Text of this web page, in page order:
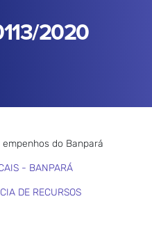
2020
do Banpará
- BANPARÁ
DE RECURSOS